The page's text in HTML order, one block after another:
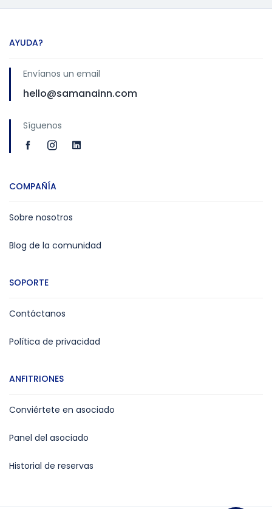
AYUDA?
Envíanos un email
hello@samanainn.com
Síguenos
COMPAÑÍA
Sobre nosotros
Blog de la comunidad
SOPORTE
Contáctanos
Política de privacidad
ANFITRIONES
Conviértete en asociado
Panel del asociado
Historial de reservas